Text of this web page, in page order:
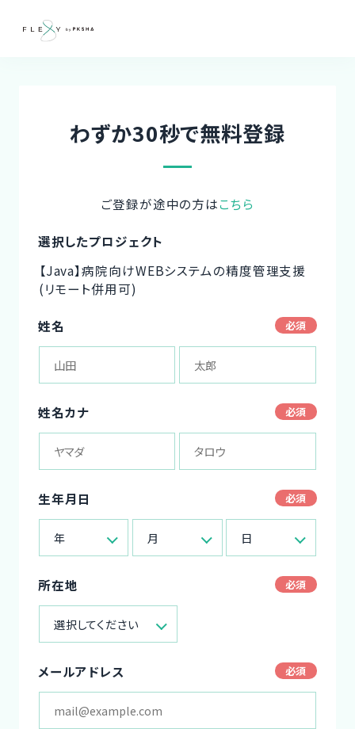
わずか30秒で無料登録
ご登録が途中の方はこちら
選択したプロジェクト
【Java】病院向けWEBシステムの精度管理支援
(リモート併用可)
姓名
姓名カナ
生年月日
年 月 日
所在地
選択してください
メールアドレス